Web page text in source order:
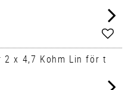
Add
2 x 4,7 Kohm Lin för t